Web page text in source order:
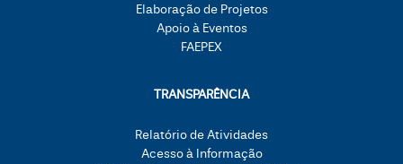
Elaboração de Projetos
Apoio à Eventos
FAEPEX
TRANSPARÊNCIA
Relatório de Atividades
Acesso à Informação